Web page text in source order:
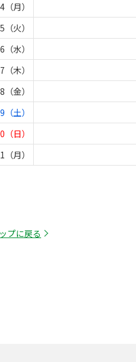
（月）
（火）
（水）
（木）
（金）
（土）
（日）
（月）
プに戻る